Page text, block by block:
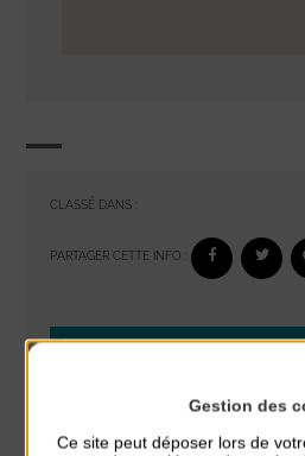
CLASSÉ DANS :
PARTAGER CETTE INFO :
À noter aussi
Plage du passous
Gestion des
Ce site peut déposer lors de